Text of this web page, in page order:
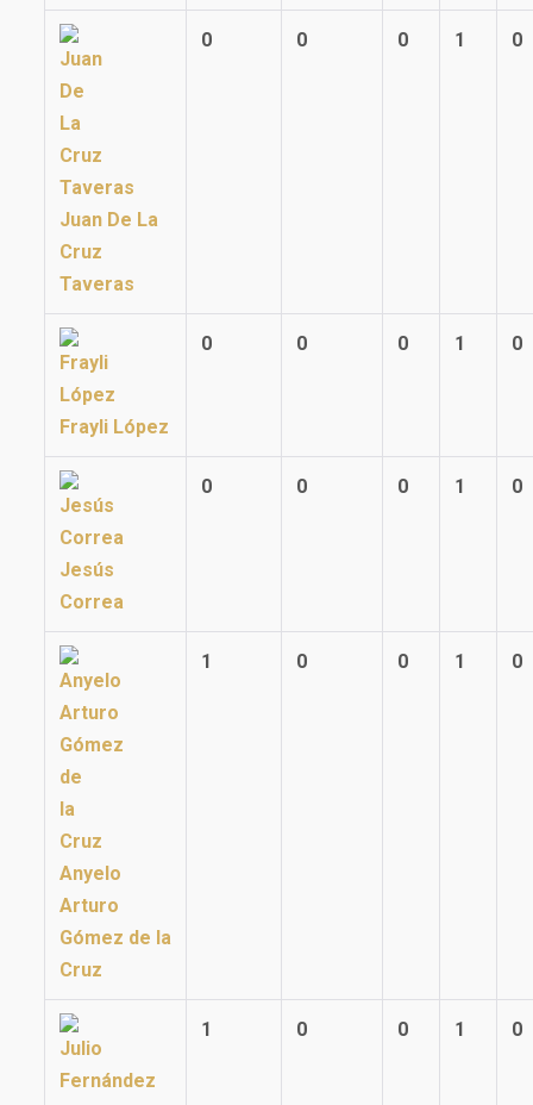
Juan De La
Cruz
Taveras
0 0 0 1 0
Frayli López
0 0 0 1 0
Jesús
Correa
0 0 0 1 0
Anyelo
Arturo
Gómez de la
Cruz
1 0 0 1 0
1 0 0 1 0